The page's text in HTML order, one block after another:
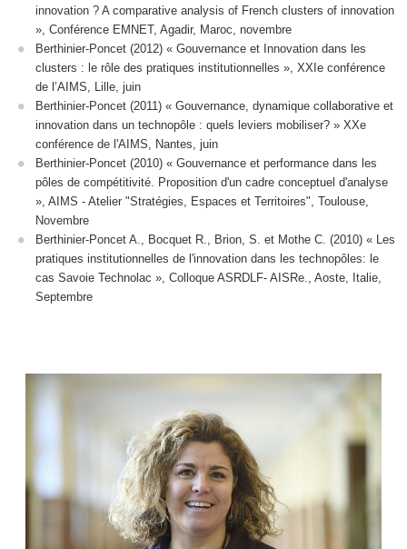
innovation ? A comparative analysis of French clusters of innovation
», Conférence EMNET, Agadir, Maroc, novembre
Berthinier-Poncet (2012) « Gouvernance et Innovation dans les
clusters : le rôle des pratiques institutionnelles », XXIe conférence
de l’AIMS, Lille, juin
Berthinier-Poncet (2011) « Gouvernance, dynamique collaborative et
innovation dans un technopôle : quels leviers mobiliser? » XXe
conférence de l'AIMS, Nantes, juin
Berthinier-Poncet (2010) « Gouvernance et performance dans les
pôles de compétitivité. Proposition d'un cadre conceptuel d'analyse
», AIMS - Atelier "Stratégies, Espaces et Territoires", Toulouse,
Novembre
Berthinier-Poncet A., Bocquet R., Brion, S. et Mothe C. (2010) « Les
pratiques institutionnelles de l'innovation dans les technopôles: le
cas Savoie Technolac », Colloque ASRDLF- AISRe., Aoste, Italie,
Septembre